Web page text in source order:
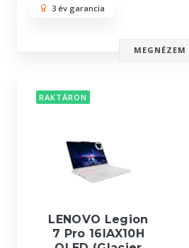
3 év garancia
MEGNÉZEM
RAKTÁRON
LENOVO Legion
7 Pro 16IAX10H